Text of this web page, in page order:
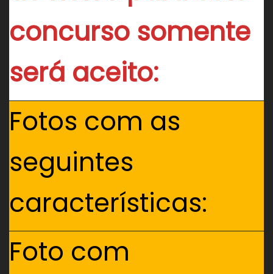
concurso somente
será aceito:
Fotos com as
seguintes
características:
Foto com